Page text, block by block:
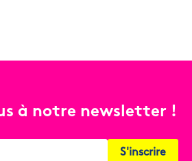
à notre newsletter !
S'inscrire